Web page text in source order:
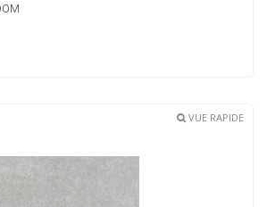
VUE RAPIDE